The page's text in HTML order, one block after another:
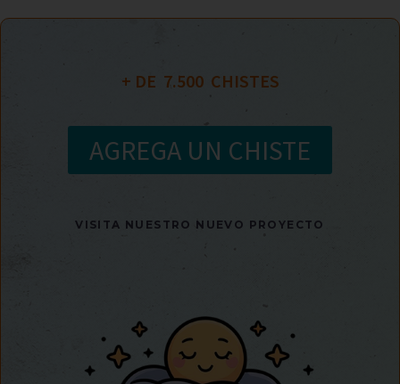
+ DE 7.500
  CHISTES
AGREGA UN CHISTE
VISITA NUESTRO NUEVO PROYECTO